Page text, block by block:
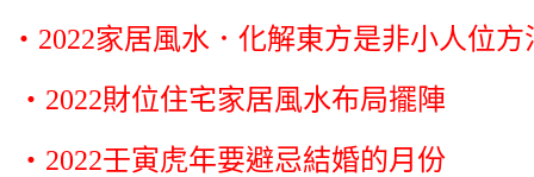
‧2022家居風水．化解東方是非小人位方
‧2022財位住宅家居風水布局擺陣
‧2022壬寅虎年要避忌結婚的月份